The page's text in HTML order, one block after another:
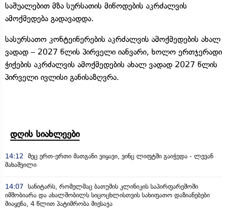
საშუალებით მზა სურსათის მიწოდების აკრძალვის
ამოქმედება გადავადდა.
სასურსათო კონტეინერების აკრძალვის ამოქმედების ახალ
ვადად – 2027 წლის პირველი იანვარი, ხოლო ერთჯერადი
ჭიქების აკრძალვის ამოქმედების ახალ ვადად 2027 წლის
პირველი ივლისი განისაზღვრა.
დღის სიახლეები
14:12
მეც ერთ-ერთი მათგანი ვიყავი, ვინც ლიფტში გაიჭედა - ლევან
მახაშვილი
14:07 სანიტარს, რომელმაც ბათუმის კლინიკის საპირფარეშოში
იმშობიარა და ახალშობილს სიცოცხლისთვის სახიფათო დაზიანებები
მიაყენა, 4 წლით პატიმრობა მიესაჯა